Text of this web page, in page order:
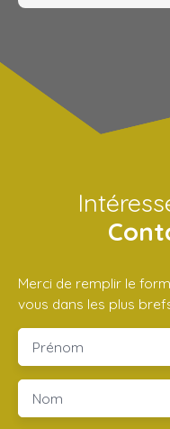
Merci de remplir le
vous dans les plus
Prénom
Nom